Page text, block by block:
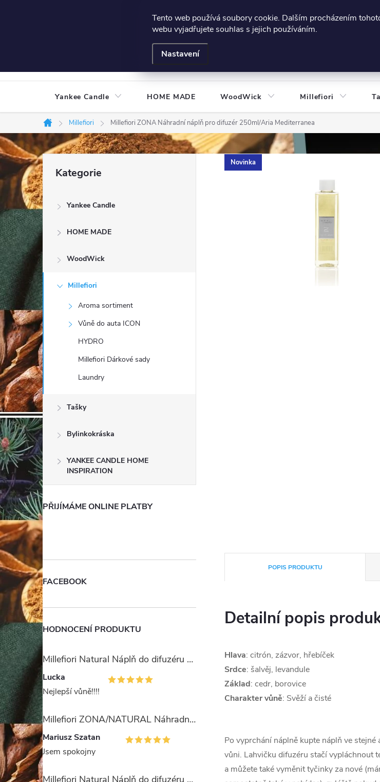
Tento web používá soubory cookie. Dalším procházením
webu vyjadřujete souhlas s jejich používáním.
Nastavení
606124443
Podmínky e-shopu Podmínky ochrany osobních údajů
Yankee Candle HOME MADE WoodWick Millefiori
Domů
Millefiori Millefiori ZONA Náhradní náplň pro difuzér 250ml/Aria Mediterranea
P
o
s
r
a
n
n
í
p
a
n
e
l
kategorie
Kategorie
Yankee Candle
HOME MADE
WoodWick
Millefiori
Aroma sortiment
Vůně do auta ICON
HYDRO
Millefiori Dárkové sady
Laundry
Tašky
Bylinkokráska
YANKEE CANDLE HOME
INSPIRATION
PŘIJÍMÁME ONLINE PLATBY
FACEBOOK
HODNOCENÍ PRODUKTU
Millefiori Natural Náplň do difuzéru 250ml/Ambra & Rosa
Lucka
Nejlepší vůně!!!!
Millefiori ZONA/NATURAL Náhradní stébla pro difuzér 100ml
Mariusz Szatan
Jsem spokojny
Millefiori Natural Náplň do difuzéru 250ml/Legni e Fiori ďArancio
Novinka
POPIS PRODUKTU
Detailní popis
Hlava: citrón, zázvor, hřebíček
Srdce: šalvěj, levandule
Základ: cedr, borovice
Charakter vůně: Svěží a čisté
Po vyprchání náplně kupte náplň ve stejné
vůni. Lahvičku difuzéru stačí vypláchnout
a můžete také vyměnit tyčinky za nové